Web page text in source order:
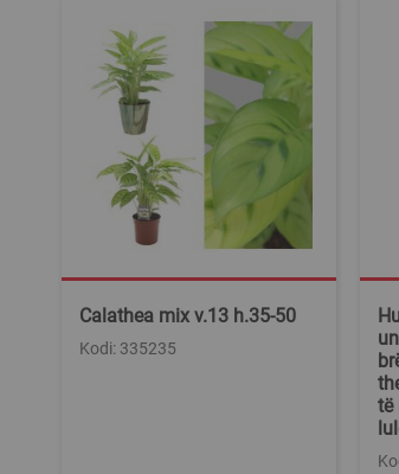
Calathea mix v.13 h.35-50
Kodi: 335235
të